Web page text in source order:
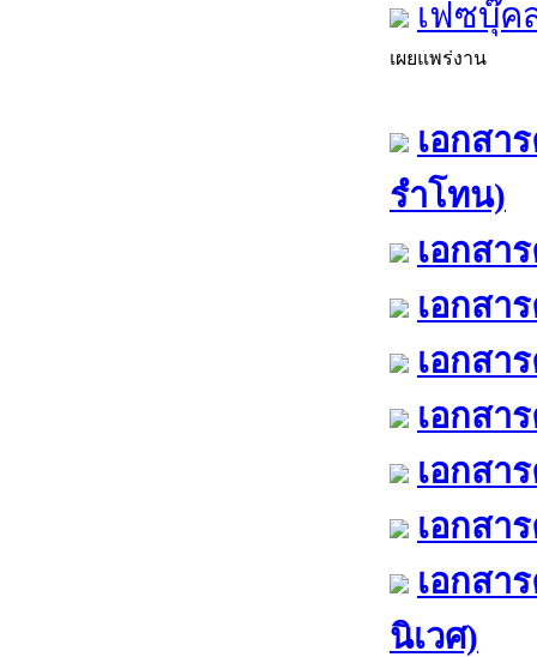
เฟซบุ๊ค
เผยแพร่งาน
เอกสา
รำโทน)
เอกสา
เอกสา
เอกสา
เอกสา
เอกสา
เอกสา
เอกสา
นิเวศ)